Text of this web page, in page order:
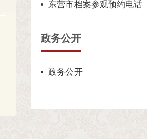
东营市档案参观预约电话
政务公开
政务公开